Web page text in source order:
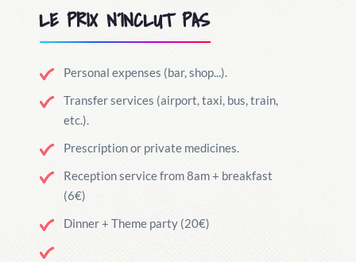
LE PRIX N´INCLUT PAS
Personal expenses (bar, shop...).
Transfer services (airport, taxi, bus, train,
etc.).
Prescription or private medicines.
Reception service from 8am + breakfast
(6€)
Dinner + Theme party (20€)